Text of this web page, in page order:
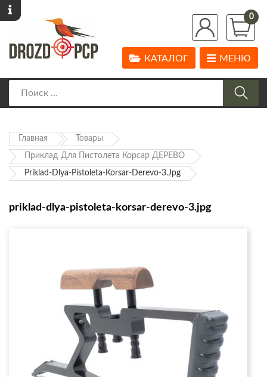
0
МЕНЮ
КАТАЛОГ
Главная Товары
Приклад Для Пистолета Корсар ДЕРЕВО
Priklad-Dlya-Pistoleta-Korsar-Derevo-3.jpg
priklad-dlya-pistoleta-korsar-derevo-3.jpg